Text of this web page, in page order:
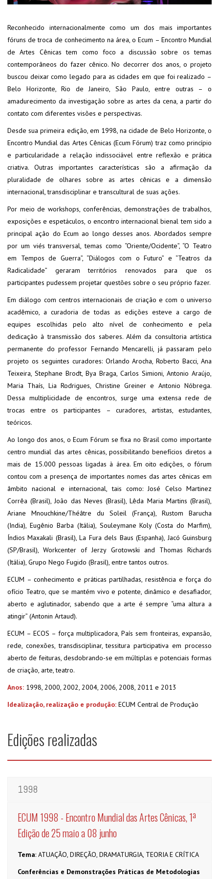
Reconhecido internacionalmente como um dos mais importantes
fóruns de troca de conhecimento na área, o Ecum – Encontro Mundial
de Artes Cênicas tem como foco a discussão sobre os temas
contemporâneos do fazer cênico. No decorrer dos anos, o projeto
buscou deixar como legado para as cidades em que foi realizado –
Belo Horizonte, Rio de Janeiro, São Paulo, entre outras – o
amadurecimento da investigação sobre as artes da cena, a partir do
contato com diferentes visões e perspectivas.
Desde sua primeira edição, em 1998, na cidade de Belo Horizonte, o
Encontro Mundial das Artes Cênicas (Ecum Fórum) traz como princípio
e particularidade a relação indissociável entre reflexão e prática
criativa. Outras importantes características são a afirmação da
pluralidade de olhares sobre as artes cênicas e a dimensão
internacional, transdisciplinar e transcultural de suas ações.
Por meio de workshops, conferências, demonstrações de trabalhos,
exposições e espetáculos, o encontro internacional bienal tem sido a
principal ação do Ecum ao longo desses anos. Abordados sempre
por um viés transversal, temas como “Oriente/Ocidente”, “O Teatro
em Tempos de Guerra”, “Diálogos com o Futuro” e “Teatros da
Radicalidade” geraram territórios renovados para que os
participantes pudessem projetar questões sobre o seu próprio fazer.
Em diálogo com centros internacionais de criação e com o universo
acadêmico, a curadoria de todas as edições esteve a cargo de
equipes escolhidas pelo alto nível de conhecimento e pela
dedicação à transmissão dos saberes. Além da consultoria artística
permanente do professor Fernando Mencarelli, já passaram pelo
projeto os seguintes curadores: Orlando Arocha, Roberto Bacci, Ana
Teixeira, Stephane Brodt, Bya Braga, Carlos Simioni, Antonio Araújo,
Maria Thaís, Lia Rodrigues, Christine Greiner e Antonio Nóbrega.
Dessa multiplicidade de encontros, surge uma extensa rede de
trocas entre os participantes – curadores, artistas, estudantes,
teóricos.
Ao longo dos anos, o Ecum Fórum se fixa no Brasil como importante
centro mundial das artes cênicas, possibilitando benefícios diretos a
mais de 15.000 pessoas ligadas à área. Em oito edições, o fórum
contou com a presença de importantes nomes das artes cênicas em
âmbito nacional e internacional, tais como: José Celso Martinez
Corrêa (Brasil), João das Neves (Brasil), Lêda Maria Martins (Brasil),
Ariane Mnouchkine/Théâtre du Soleil (França), Rustom Barucha
(India), Eugênio Barba (Itália), Souleymane Koly (Costa do Marfim),
Índios Maxakali (Brasil), La Fura dels Baus (Espanha), Jacó Guinsburg
(SP/Brasil), Workcenter of Jerzy Grotowski and Thomas Richards
(Itália), Grupo Nego Fugido (Brasil), entre tantos outros.
ECUM – conhecimento e práticas partilhadas, resistência e força do
ofício Teatro, que se mantém vivo e potente, dinâmico e desafiador,
aberto e aglutinador, sabendo que a arte é sempre “uma altura a
atingir” (Antonin Artaud).
ECUM – ECOS – força multiplicadora, País sem fronteiras, expansão,
rede, conexões, transdisciplinar, tessitura participativa em processo
aberto de feituras, desdobrando-se em múltiplas e potenciais formas
de criação, arte, teatro.
Anos: 1998, 2000, 2002, 2004, 2006, 2008, 2011 e 2013
Idealização, realização e produção: ECUM Central de Produção
Edições realizadas
1998
ECUM 1998 - Encontro Mundial das Artes Cênicas, 1ª
Edição de 25 maio a 08 junho
Tema: ATUAÇÃO, DIREÇÃO, DRAMATURGIA, TEORIA E CRÍTICA
Conferências e Demonstrações Práticas de Metodologias